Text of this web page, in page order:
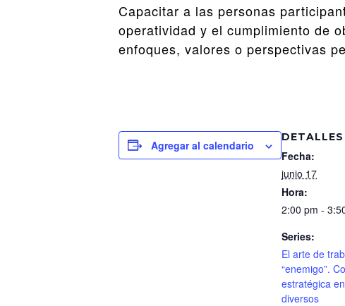
Capacitar a las personas
operatividad y el cumplimiento de
enfoques, valores o perspectivas
Agregar al calendario
DETALLES
Fecha:
junio 17
Hora:
2:00 pm -
Series:
El arte de
“enemigo”.
estratégica
diversos